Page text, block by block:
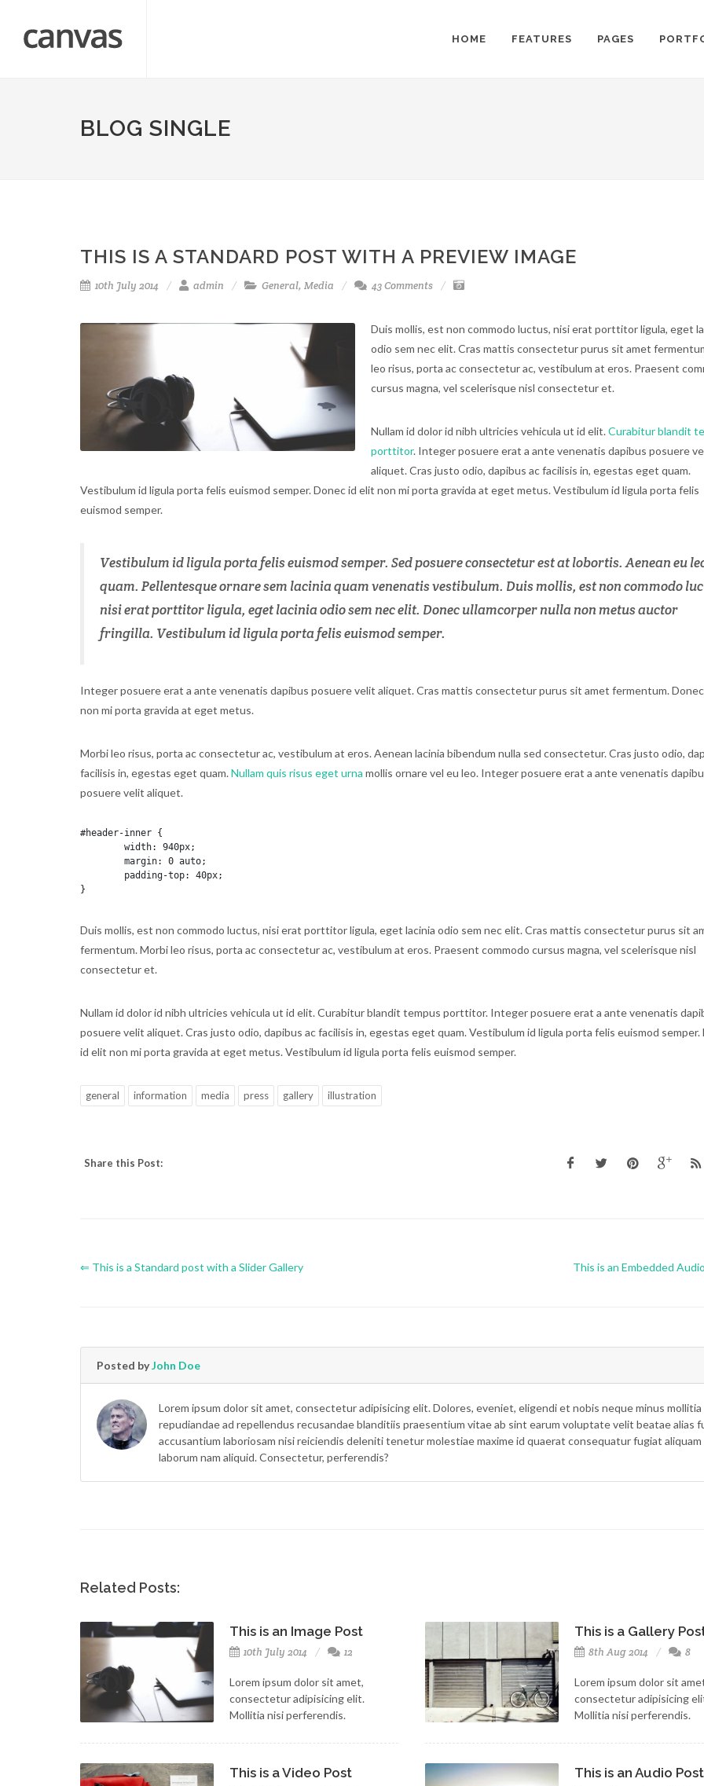
HOME FEATURES PAGES
BLOG SINGLE
THIS IS A STANDARD POST WITH A PREVIEW IMAGE
10th July 2014 admin General, Media 43 Comments
Duis mollis, est non commodo luctus, nisi erat porttitor ligula, eget
odio sem nec elit. Cras mattis consectetur purus sit amet
leo risus, porta ac consectetur ac, vestibulum at eros. Praesent
cursus magna, vel scelerisque nisl consectetur et.
Nullam id dolor id nibh ultricies vehicula ut id elit.Curabitur blandit
porttitor. Integer posuere erat a ante venenatis dapibus posuere
aliquet. Cras justo odio, dapibus ac facilisis in, egestas eget quam.
Vestibulum id ligula porta felis euismod semper. Donec id elit non mi porta gravida at eget metus. Vestibulum id ligula porta felis
euismod semper.
Vestibulum id ligula porta felis euismod semper. Sed posuere consectetur est at lobortis. Aenean eu
quam. Pellentesque ornare sem lacinia quam venenatis vestibulum. Duis mollis, est non commodo
nisi erat porttitor ligula, eget lacinia odio sem nec elit. Donec ullamcorper nulla non metus auctor
fringilla. Vestibulum id ligula porta felis euismod semper.
Integer posuere erat a ante venenatis dapibus posuere velit aliquet. Cras mattis consectetur purus sit amet fermentum.
non mi porta gravida at eget metus.
Morbi leo risus, porta ac consectetur ac, vestibulum at eros. Aenean lacinia bibendum nulla sed consectetur. Cras justo odio,
facilisis in, egestas eget quam.Nullam quis risus eget urna mollis ornare vel eu leo. Integer posuere erat a ante venenatis
posuere velit aliquet.
#header-inner {
}
Duis mollis, est non commodo luctus, nisi erat porttitor ligula, eget lacinia odio sem nec elit. Cras mattis consectetur purus sit
fermentum. Morbi leo risus, porta ac consectetur ac, vestibulum at eros. Praesent commodo cursus magna, vel scelerisque nisl
consectetur et.
Nullam id dolor id nibh ultricies vehicula ut id elit. Curabitur blandit tempus porttitor. Integer posuere erat a ante venenatis
posuere velit aliquet. Cras justo odio, dapibus ac facilisis in, egestas eget quam. Vestibulum id ligula porta felis euismod semper.
id elit non mi porta gravida at eget metus. Vestibulum id ligula porta felis euismod semper.
general information media press gallery illustration
Share this Post:
⇐ This is a Standard post with a Slider Gallery This is an Embedded
Posted byJohn Doe
Lorem ipsum dolor sit amet, consectetur adipisicing elit. Dolores, eveniet, eligendi et nobis neque minus
repudiandae ad repellendus recusandae blanditiis praesentium vitae ab sint earum voluptate velit beatae alias
accusantium laboriosam nisi reiciendis deleniti tenetur molestiae maxime id quaerat consequatur fugiat aliquam
laborum nam aliquid. Consectetur, perferendis?
Related Posts:
This is an Image Post
10th July 2014 12
Lorem ipsum dolor sit amet,
consectetur adipisicing elit.
Mollitia nisi perferendis.
This is a Video Post
This is a Gallery
8th Aug 2014 8
Lorem ipsum dolor sit
consectetur adipisicing
Mollitia nisi perferendis.
This is an Audio Post
Mac Sunglasses Open Imagination